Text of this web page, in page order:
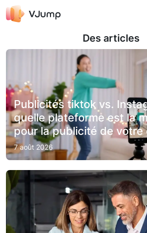
Des articles
Publicités tiktok vs.
quelle plateforme est la
pour la publicité de votre
7 août 2026